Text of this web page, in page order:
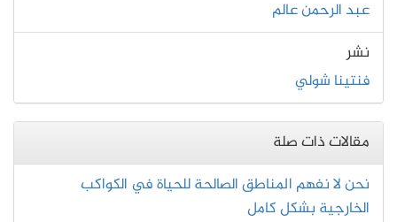
عبد الرحمن عالم
نشر
فنتينا شولي
مقالات ذات صلة
نحن لا نفهم المناطق الصالحة للحياة في الكواكب
الخارجية بشكل كامل